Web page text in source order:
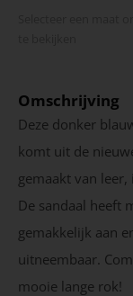
Omschrijving
Deze donker
komt uit de
gemaakt van
De sandaal heeft
gemakkelijk aan
uitneembaar.
mooie lange rok!